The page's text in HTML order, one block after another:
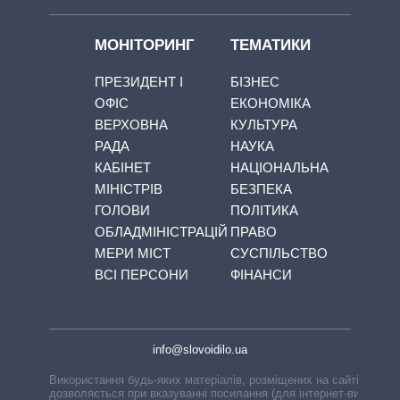
МОНІТОРИНГ
ПРЕЗИДЕНТ І
ОФІС
ВЕРХОВНА
РАДА
КАБІНЕТ
МІНІСТРІВ
ГОЛОВИ
ОБЛАДМІНІСТРАЦІЙ
МЕРИ МІСТ
ВСІ ПЕРСОНИ
ТЕМАТИКИ
БІЗНЕС
ЕКОНОМІКА
КУЛЬТУРА
НАУКА
НАЦІОНАЛЬНА
БЕЗПЕКА
ПОЛІТИКА
ПРАВО
СУСПІЛЬСТВО
ФІНАНСИ
info@slovoidilo.ua
Використання будь-яких матеріалів, розміщених на сайті,
дозволяється при вказуванні посилання (для інтернет-видань